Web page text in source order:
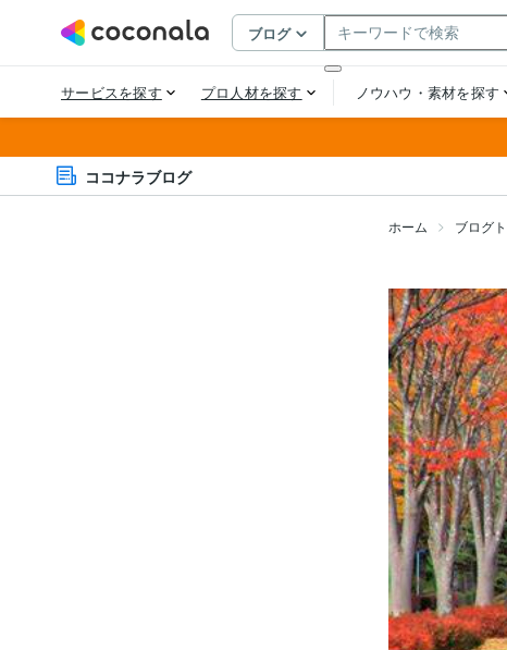
ココナラブログ
ホーム ブログ